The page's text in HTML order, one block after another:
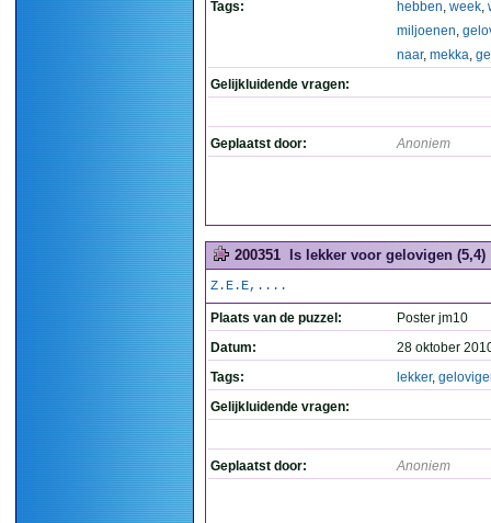
Tags:
hebben, week,
miljoenen,
naar, mekka,
Gelijkluidende vragen:
Geplaatst door: Anoniem
200351 Is lekker voor gelovigen (5,4)
Z.E.E,....
Plaats van de puzzel:
Poster jm10
Datum:
28 oktober
Tags:
lekker,
Gelijkluidende vragen:
Geplaatst door: Anoniem